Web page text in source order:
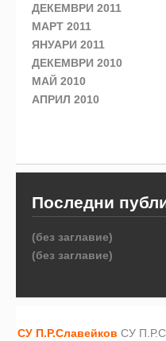
ДЕКЕМВРИ 2011
МАРТ 2011
ЯНУАРИ 2011
ДЕКЕМВРИ 2010
МАЙ 2010
АПРИЛ 2010
Последни
(без заглавие)
(без заглавие)
СУ П.Р.Славейков СУ